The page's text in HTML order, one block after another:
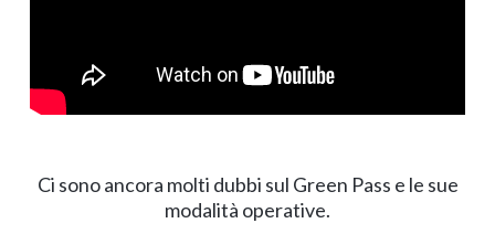
Ci sono ancora molti dubbi sul Green Pass e le sue
modalità operative.